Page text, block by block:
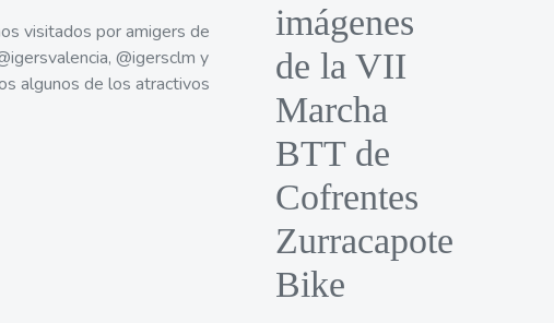
visitados por amigers de
@igersclm y
algunos de los atractivos
imágenes
de la VII
Marcha
BTT de
Cofrentes
Zurracapote
Bike